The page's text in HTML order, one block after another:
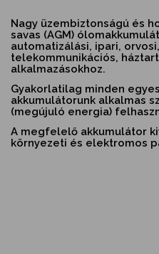
Nagy üzembiztonságú és
savas (AGM)
automatizálási, ipari,
telekommunikációs,
alkalmazásokhoz.
Gyakorlatilag minden
akkumulátorunk alkalmas
(megújuló energia)
A megfelelő akkumulátor
környezeti és elektromos